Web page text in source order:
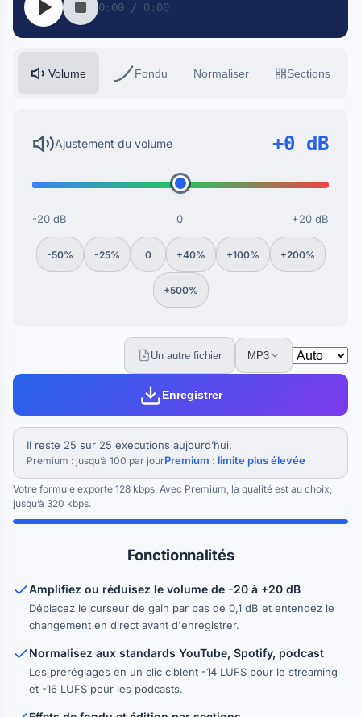
0:00 / 0:00
Volume Fondu Normaliser Sections
Ajustement du volume +0 dB
-20 dB 0 +20 dB
-50% -25% 0 +40% +100% +200%
+500%
Un autre fichier MP3
Enregistrer
Il reste 25 sur 25 exécutions aujourd’hui.
Premium : jusqu’à 100 par jourPremium : limite plus élevée
Votre formule exporte 128 kbps. Avec Premium, la qualité est au choix,
jusqu’à 320 kbps.
Fonctionnalités
Amplifiez ou réduisez le volume de -20 à +20 dB
Déplacez le curseur de gain par pas de 0,1 dB et entendez le
changement en direct avant d'enregistrer.
Normalisez aux standards YouTube, Spotify, podcast
Les préréglages en un clic ciblent -14 LUFS pour le streaming
et -16 LUFS pour les podcasts.